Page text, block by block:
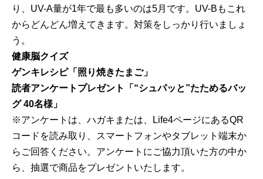
り、UV-A量が1年で最も多いのは5月です。UV-Bもこれ
からどんどん増えてきます。対策をしっかり行いましょ
う。
健康脳クイズ
ゲンキレシピ「照り焼きたまご」
読者アンケートプレゼント「“シュパッと”たためるバッ
グ 40名様」
※アンケートは、ハガキまたは、Life4ページにあるQR
コードを読み取り、スマートフォンやタブレット端末か
らご回答ください。アンケートにご協力頂いた方の中か
ら、抽選で商品をプレゼントいたします。